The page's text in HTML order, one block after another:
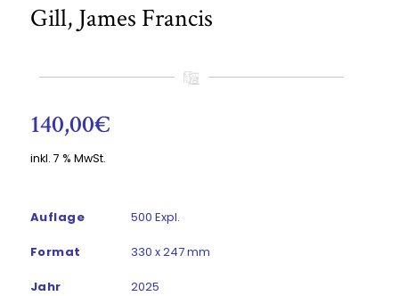
Gill, James Francis
140,00€
inkl. 7 % MwSt.
Auflage 500 Expl.
Format 330 x 247 mm
Jahr 2025